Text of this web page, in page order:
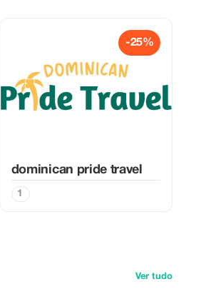
-25%
dominican pride travel
1
Ver tudo